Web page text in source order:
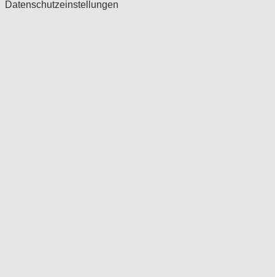
Datenschutzeinstellungen